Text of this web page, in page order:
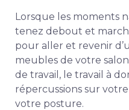
Lorsque les moments
tenez debout et
pour aller et revenir
meubles de votre
de travail, le travail à
répercussions sur
votre posture.